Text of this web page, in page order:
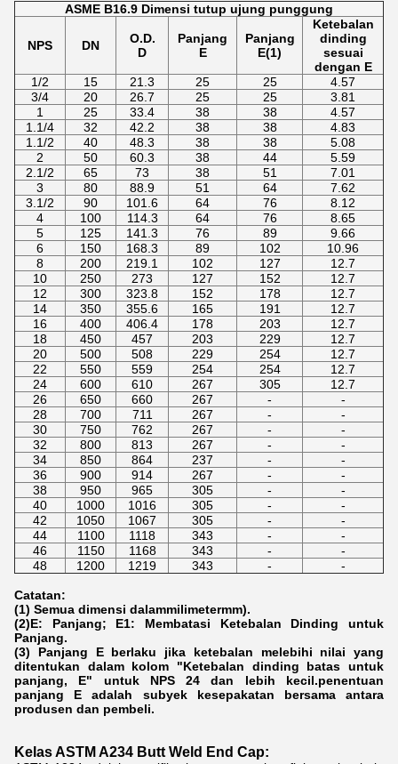
ASME B16.9 Dimensi tutup ujung punggung
NPS DN
O.D.
D
Panjang
E
Panjang
E(1)
Ketebalan
dinding
sesuai
dengan E
1/2
15 21.3 25 25
4.57
3/4
20 26.7 25 25
3.81
1
25 33.4 38 38
4.57
1.1/4
32 42.2 38 38
4.83
1.1/2
40 48.3 38 38
5.08
2
50 60.3 38 44
5.59
2.1/2
65 73 38 51
7.01
3
80 88.9 51 64
7.62
3.1/2
90 101.6 64 76
8.12
4
100 114.3 64 76
8.65
5
125 141.3 76 89
9.66
6
150 168.3 89 102
10.96
8
200 219.1 102 127
12.7
10
250 273 127 152
12.7
12
300 323.8 152 178
12.7
14
350 355.6 165 191
12.7
16
400 406.4 178 203
12.7
18
450 457 203 229
12.7
20
500 508 229 254
12.7
22
550 559 254 254
12.7
24
600 610 267 305
12.7
26
650 660 267 -
-
28
700 711 267 -
-
30
750 762 267 -
-
32
800 813 267 -
-
34
850 864 237 -
-
36
900 914 267 -
-
38
950 965 305 -
-
40
1000 1016 305 -
-
42
1050 1067 305 -
-
44
1100 1118 343 -
-
46
1150 1168 343 -
-
48
1200 1219 343 - -
Catatan:
(1) Semua dimensi dalammilimetermm).
(2)E: Panjang; E1: Membatasi Ketebalan Dinding untuk
Panjang.
(3) Panjang E berlaku jika ketebalan melebihi nilai yang
ditentukan dalam kolom "Ketebalan dinding batas untuk
panjang, E" untuk NPS 24 dan lebih kecil.penentuan
panjang E adalah subyek kesepakatan bersama antara
produsen dan pembeli.
Kelas ASTM A234 Butt Weld End Cap: